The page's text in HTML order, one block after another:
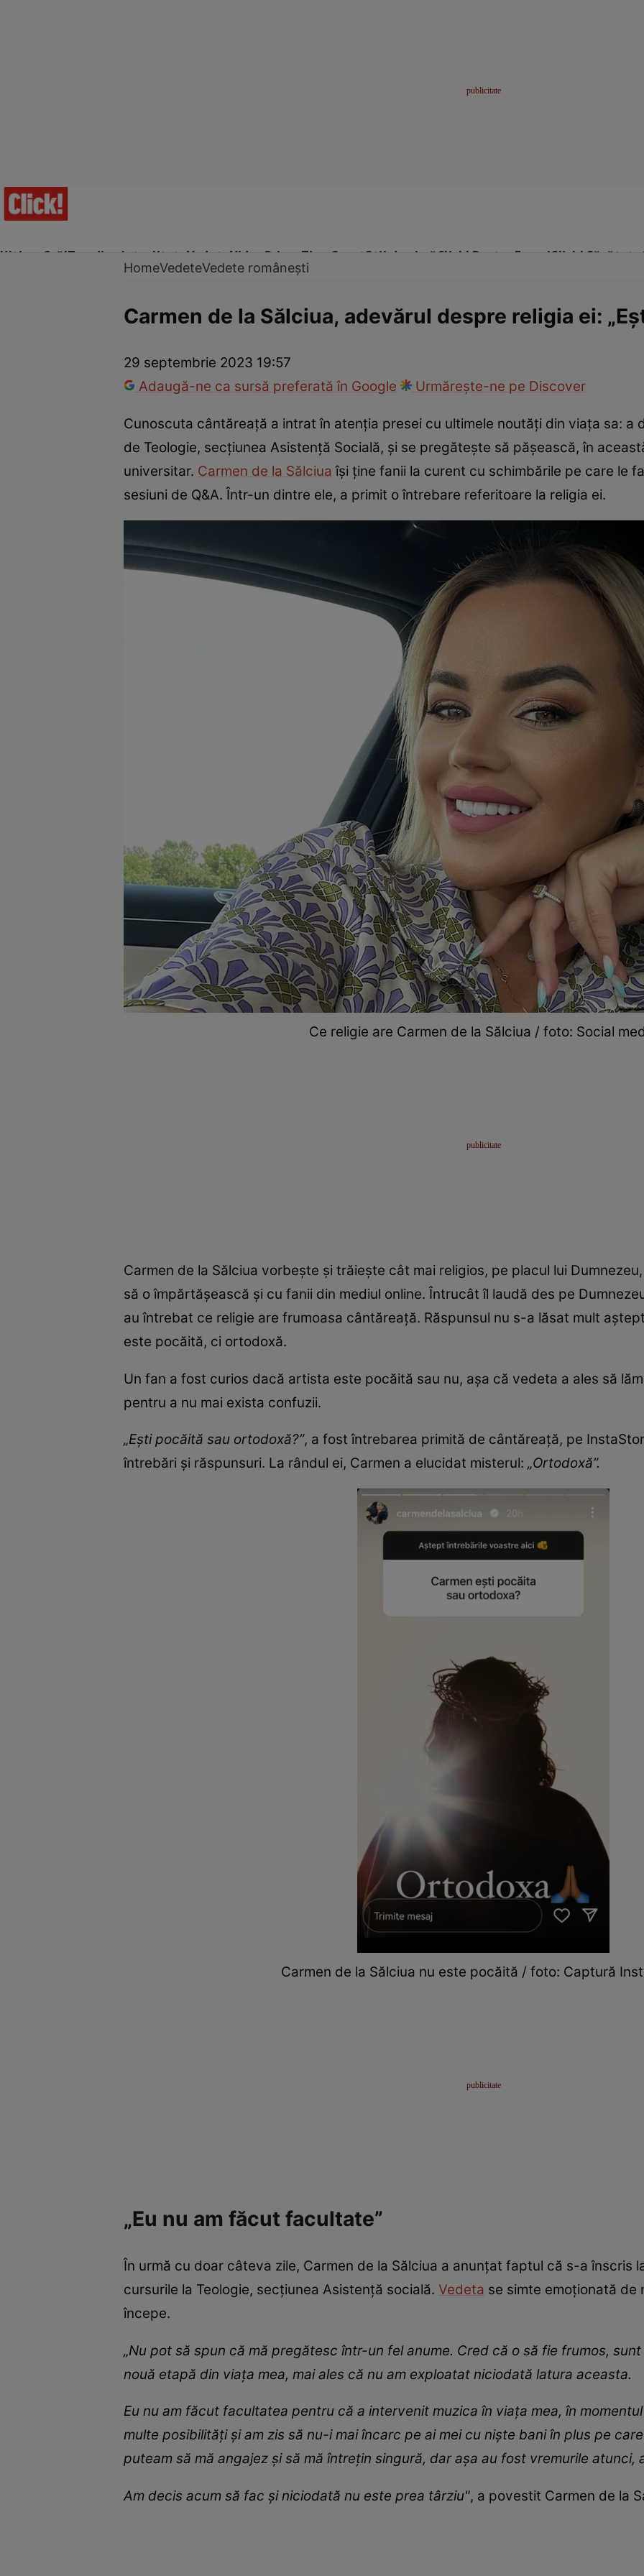
Ultima Oră!Trending Actualitate Vedete Video Prime Time SportStil de viațăClick! Pentru FemeiClick! Sănătate
Vedete internaționaleVedete româneștiInterviurile Click!
HomeVedeteVedete românești
Carmen de la Sălciua, adevărul despre religia ei:
29 septembrie 2023 19:57
Adaugă-ne ca sursă preferată în Google
Urmărește-ne pe Discover
Cunoscuta cântăreață a intrat în atenția presei cu ultimele noutăți din viața sa: a
de Teologie, secțiunea Asistență Socială, și se pregătește să pășească, în
universitar. Carmen de la Sălciua își ține fanii la curent cu schimbările pe care le
sesiuni de Q&A. Într-un dintre ele, a primit o întrebare referitoare la religia ei.
Ce religie are Carmen de la Sălciua / foto: Social
Carmen de la Sălciua vorbește și trăiește cât mai religios, pe placul lui
să o împărtășească și cu fanii din mediul online. Întrucât îl laudă des pe
au întrebat ce religie are frumoasa cântăreață. Răspunsul nu s-a lăsat mult
este pocăită, ci ortodoxă.
Un fan a fost curios dacă artista este pocăită sau nu, așa că vedeta a ales să
pentru a nu mai exista confuzii.
„Ești pocăită sau ortodoxă?”, a fost întrebarea primită de cântăreață, pe
întrebări și răspunsuri. La rândul ei, Carmen a elucidat misterul: „Ortodoxă”.
Carmen de la Sălciua nu este pocăită / foto: Captură
„Eu nu am făcut facultate”
În urmă cu doar câteva zile, Carmen de la Sălciua a anunțat faptul că s-a înscris
cursurile la Teologie, secțiunea Asistență socială. Vedeta se simte emoționată de
începe.
„Nu pot să spun că mă pregătesc într-un fel anume. Cred că o să fie frumos,
nouă etapă din viața mea, mai ales că nu am exploatat niciodată latura aceasta.
Eu nu am făcut facultatea pentru că a intervenit muzica în viața mea, în
multe posibilități și am zis să nu-i mai încarc pe ai mei cu niște bani în plus pe
puteam să mă angajez și să mă întrețin singură, dar așa au fost vremurile atunci,
Am decis acum să fac și niciodată nu este prea târziu", a povestit Carmen de la